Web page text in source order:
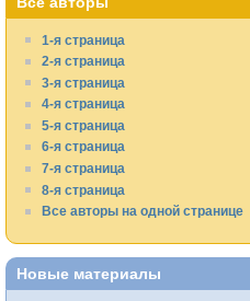
1-я страница
2-я страница
3-я страница
4-я страница
5-я страница
6-я страница
7-я страница
8-я страница
Все авторы на одной странице
Новые материалы